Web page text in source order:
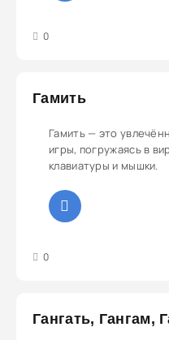
0
Гамить
Гамить — это
игры, погружаясь в
клавиатуры и мышки.
0
Гангать, Гангам,